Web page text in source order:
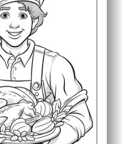
grafika liniowa z wyraźnymi